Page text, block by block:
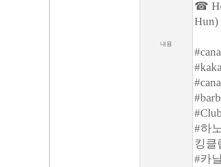
내용
☎
Hun)
#하
킹클
#카